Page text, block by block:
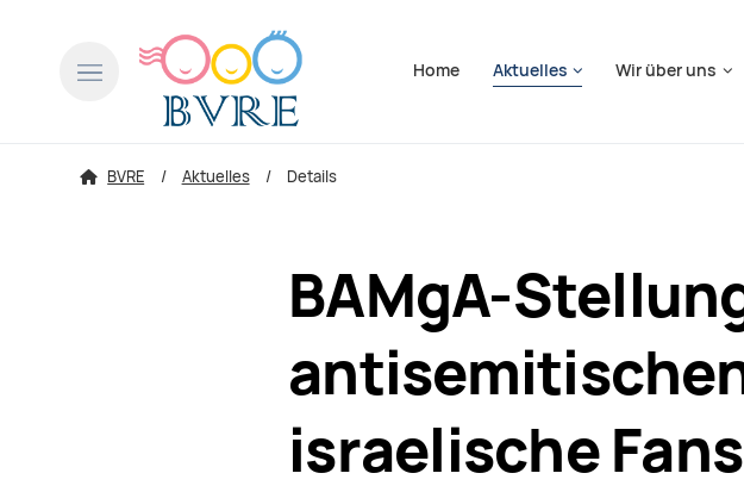
Home
Aktuelles Wir über uns
BVRE Aktuelles Details
BAMgA-
israelische